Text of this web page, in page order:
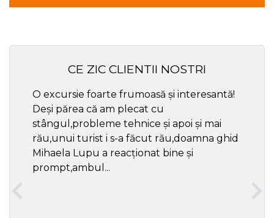
CE ZIC CLIENTII NOSTRI
O excursie foarte frumoasă și interesantă!
Deși părea că am plecat cu
stângul,probleme tehnice și apoi și mai
rău,unui turist i s-a făcut rău,doamna ghid
Mihaela Lupu a reacționat bine și
prompt,ambul...